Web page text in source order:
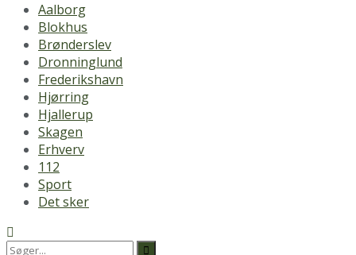
Aalborg
Blokhus
Brønderslev
Dronninglund
Frederikshavn
Hjørring
Hjallerup
Skagen
Erhverv
112
Sport
Det sker